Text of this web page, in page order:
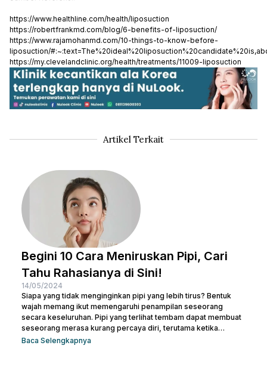
https://www.healthline.com/health/liposuction
https://robertfrankmd.com/blog/6-benefits-of-liposuction/
https://www.rajamohanmd.com/10-things-to-know-before-
liposuction/
https://my.clevelandclinic.org/health/treatments/11009-liposuction
Artikel Terkait
Begini 10 Cara Meniruskan Pipi, Cari
Tahu Rahasianya di Sini!
14/05/2024
Siapa yang tidak menginginkan pipi yang lebih tirus? Bentuk
wajah memang ikut memengaruhi penampilan seseorang
secara keseluruhan. Pipi yang terlihat tembam dapat membuat
seseorang merasa kurang percaya diri, terutama ketika
berfoto atau bertemu orang baru. Namun, jangan khawatir! Ada
Baca Selengkapnya